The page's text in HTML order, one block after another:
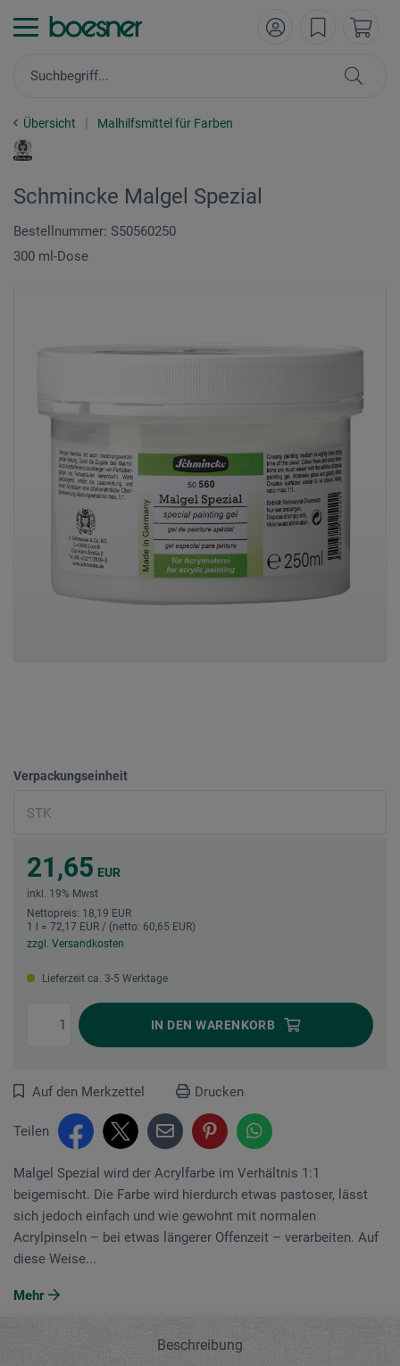
Übersicht Malhilfsmittel für Farben
Schmincke Malgel Spezial
Bestellnummer: S50560250
300 ml-Dose
Verpackungseinheit
21,65 EUR
inkl. 19% Mwst
Nettopreis: 18,19 EUR
1 l = 72,17 EUR / (netto: 60,65 EUR)
zzgl. Versandkosten
Lieferzeit ca. 3-5 Werktage
IN DEN WARENKORB
Auf den Merkzettel Drucken
Teilen
Malgel Spezial wird der Acrylfarbe im Verhältnis 1:1
beigemischt. Die Farbe wird hierdurch etwas pastoser, lässt
sich jedoch einfach und wie gewohnt mit normalen
Acrylpinseln – bei etwas längerer Offenzeit – verarbeiten. Auf
diese Weise...
Mehr
Beschreibung